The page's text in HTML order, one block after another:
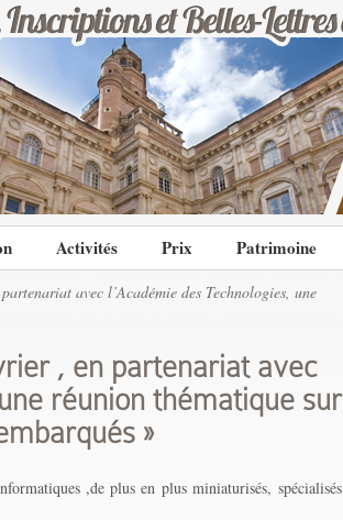
Activités Prix Patrimoine
avec l’Académie des Technologies, une
, en partenariat avec
réunion thématique sur
»
,de plus en plus miniaturisés, spécialisés